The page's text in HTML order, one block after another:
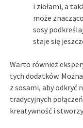
i ziołami, a
może
sosy
staje się
Warto również
tych dodatków.
z sosami, aby odkryć
tradycyjnych
kreatywność i